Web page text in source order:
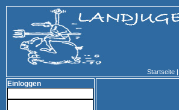
Startseite |
Einloggen